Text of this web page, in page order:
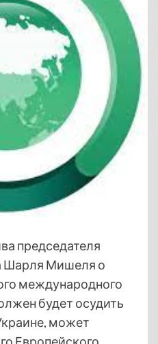
председателя
Шарля Мишеля о
международного
будет осудить
может